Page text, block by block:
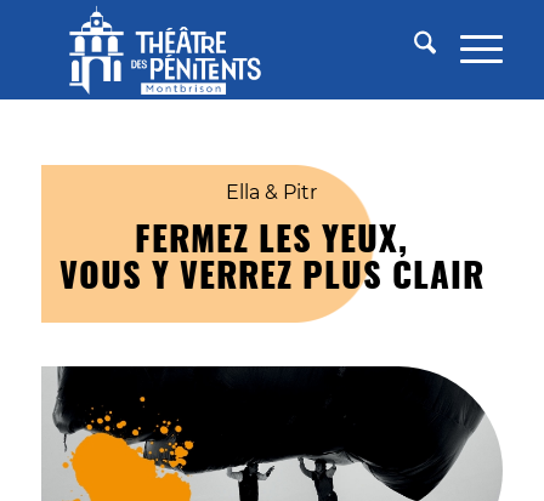
Ella & Pitr
FERMEZ LES YEUX,
VOUS Y VERREZ PLUS CLAIR